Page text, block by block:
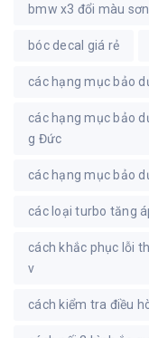
bmw x3 đổi màu sơn
bóc decal giá rẻ
các hạng mục bảo
các hạng mục bảo
g Đức
các hạng mục bảo
các loại turbo tăng
cách khắc phục lỗi
v
cách kiểm tra điều